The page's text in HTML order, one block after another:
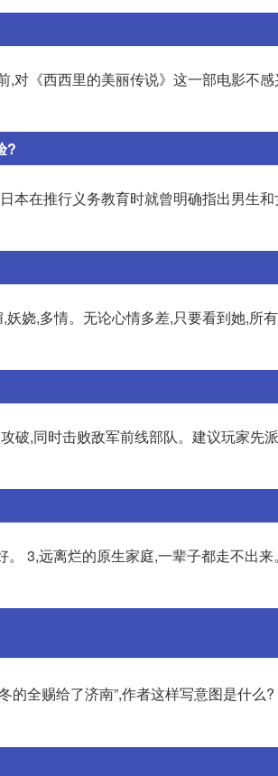
对《西西里的美丽传说》这一部电影不
?
本在推行义务教育时就曾明确指出男生
娆,多情。无论心情多差,只要看到她,所
破,同时击败敌军前线部队。建议玩家先
3,远离烂的原生家庭,一辈子都走不出
的全赐给了济南”,作者这样写意图是什么